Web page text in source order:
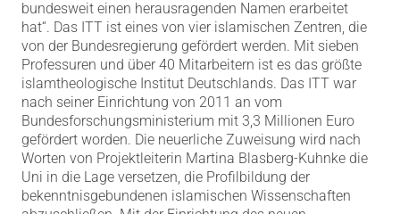
bundesweit einen herausragenden Namen erarbeitet
hat“. Das ITT ist eines von vier islamischen Zentren, die
von der Bundesregierung gefördert werden. Mit sieben
Professuren und über 40 Mitarbeitern ist es das größte
islamtheologische Institut Deutschlands. Das ITT war
nach seiner Einrichtung von 2011 an vom
Bundesforschungsministerium mit 3,3 Millionen Euro
gefördert worden. Die neuerliche Zuweisung wird nach
Worten von Projektleiterin Martina Blasberg-Kuhnke die
Uni in die Lage versetzen, die Profilbildung der
bekenntnisgebundenen islamischen Wissenschaften